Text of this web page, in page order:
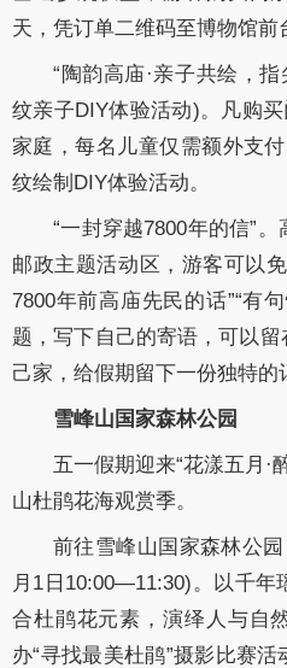
天，凭订单二维码至博物馆前
“陶韵高庙·亲子共绘，
纹亲子DIY体验活动)。凡购
家庭，每名儿童仅需额外支
纹绘制DIY体验活动。
“一封穿越7800年的信”
邮政主题活动区，游客可以
7800年前高庙先民的话”“有
题，写下自己的寄语，可以
己家，给假期留下一份独特的
雪峰山国家森林公园
五一假期迎来“花漾五月
山杜鹃花海观赏季。
前往雪峰山国家森林公
月1日10:00—11:30)。以千年
合杜鹃花元素，演绎人与自
办“寻找最美杜鹃”摄影比赛